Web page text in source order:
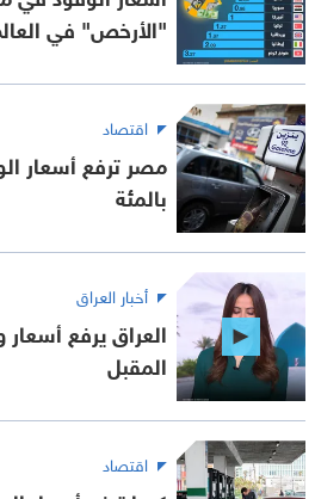
"الأرخص" في
اقتصاد
بالمئة
أخبار العراق
العراق يرفع
المقبل
اقتصاد